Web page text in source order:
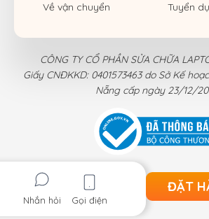
Nhắn hỏi Gọi điện
ĐẶT
Về vận chuyển
Tuyển
CÔNG TY CỔ PHẦN SỬA CHỮA
Giấy CNĐKKD: 0401573463 do Sở Kế
Nẵng cấp ngày 23/12/